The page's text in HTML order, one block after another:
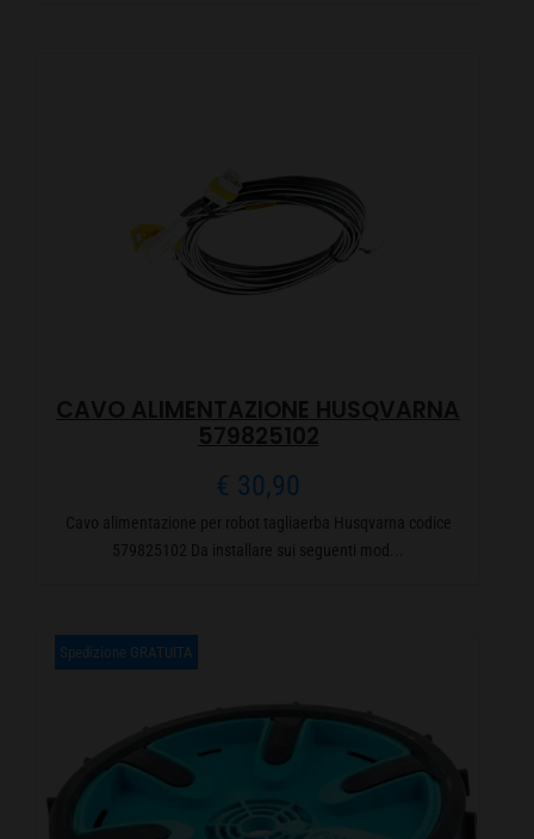
CAVO ALIMENTAZIONE HUSQVARNA
579825102
€ 30,90
Cavo alimentazione per robot tagliaerba Husqvarna codice
579825102 Da installare sui seguenti mod...
Spedizione GRATUITA